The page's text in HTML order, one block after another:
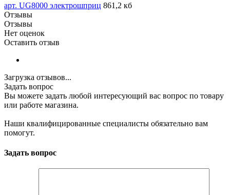
арт. UG8000 электрошприц 861,2 кб
Отзывы
Отзывы
Нет оценок
Оставить отзыв
Загрузка отзывов...
Задать вопрос
Вы можете задать любой интересующий вас вопрос по товару
или работе магазина.
Наши квалифицированные специалисты обязательно вам
помогут.
Задать вопрос